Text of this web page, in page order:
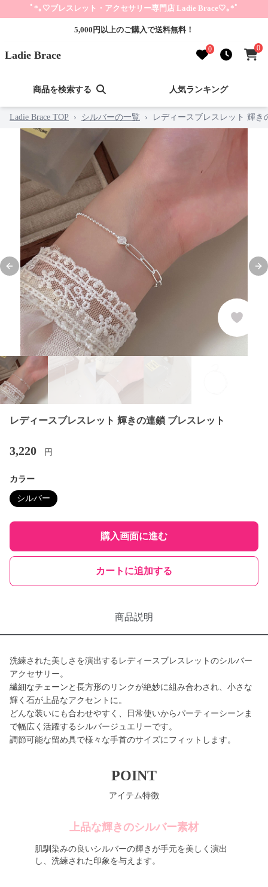
ﾟ*｡🤍ブレスレット・アクセサリー専門店 Ladie Brace🤍｡*ﾟ
5,000円以上のご購入で送料無料！
Ladie Brace 0 0
商品を検索する 人気ランキング
Ladie Brace TOP › シルバーの一覧 › レディースブレスレット 輝き
Previous slide
レディースブレスレット 輝きの連鎖 ブレスレット
3,220 円
カラー
シルバー
購入画面に進む
カートに追加する
商品説明
洗練された美しさを演出するレディースブレスレットのシルバー
アクセサリー。
繊細なチェーンと長方形のリンクが絶妙に組み合わされ、小さな
輝く石が上品なアクセントに。
どんな装いにも合わせやすく、日常使いからパーティーシーンま
で幅広く活躍するシルバージュエリーです。
調節可能な留め具で様々な手首のサイズにフィットします。
POINT
アイテム特徴
上品な輝きのシルバー素材
肌馴染みの良いシルバーの輝きが手元を美しく演出
し、洗練された印象を与えます。